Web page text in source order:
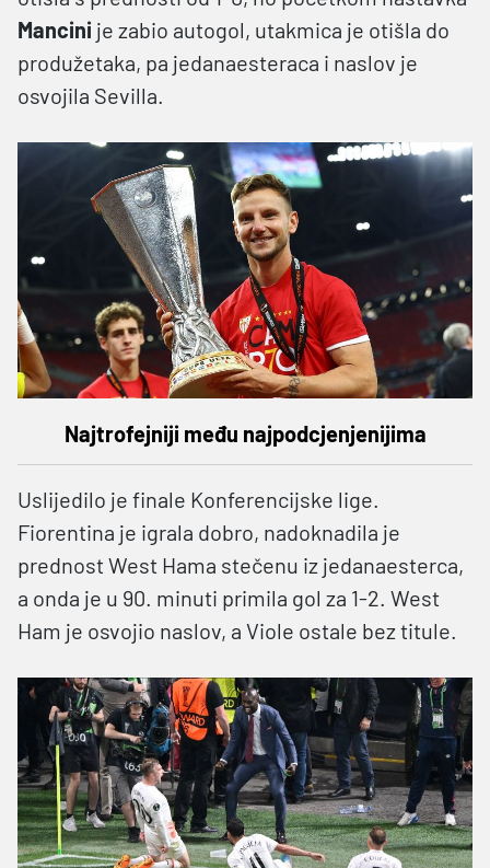
Mancini je zabio autogol, utakmica je otišla do
produžetaka, pa jedanaesteraca i naslov je
osvojila Sevilla.
Najtrofejniji među najpodcjenjenijima
Uslijedilo je finale Konferencijske lige.
Fiorentina je igrala dobro, nadoknadila je
prednost West Hama stečenu iz jedanaesterca,
a onda je u 90. minuti primila gol za 1-2. West
Ham je osvojio naslov, a Viole ostale bez titule.